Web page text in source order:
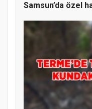
Samsun’da özel